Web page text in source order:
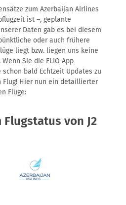
zum Azerbaijan Airlines
ist –, geplante
Daten gab es bei diesem
oder auch frühere
liegt bzw. liegen uns keine
Sie die FLIO App
bald Echtzeit Updates zu
Flug! Hier nun ein detaillierter
Flüge:
von J2